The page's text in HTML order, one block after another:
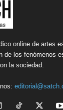
online de artes
de los fenómenos
la sociedad.